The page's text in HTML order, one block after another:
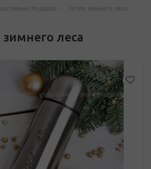
подарки - Тепло зимнего леса
леса